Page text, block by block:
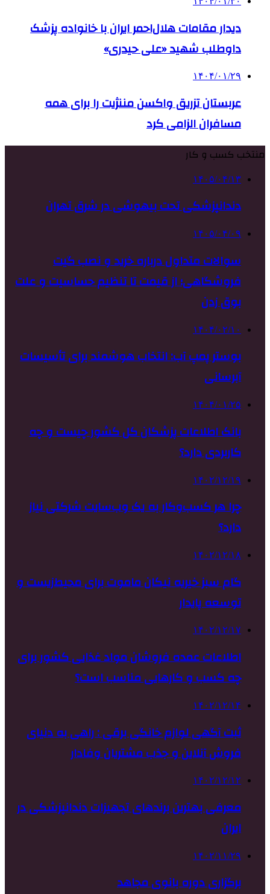
دیدار مقامات هلال‌احمر ایران با خانواده پزشک
داوطلب شهید «علی حیدری»
۱۴۰۴/۰۱/۲۹
عربستان تزریق واکسن مننژیت را برای همه
مسافران الزامی کرد
منتخب کسب و کار
۱۴۰۵/۰۴/۱۳
دندانپزشکی تحت بیهوشی در شرق تهران
۱۴۰۵/۰۴/۰۹
سوالات متداول درباره خرید و نصب گیت
فروشگاهی؛ از قیمت تا تنظیم حساسیت و علت
بوق زدن
۱۴۰۴/۰۲/۱۰
بوستر پمپ آب: انتخاب هوشمند برای تأسیسات
آبرسانی
۱۴۰۴/۰۱/۲۵
بانک اطلاعات پزشکان کل کشور چیست و چه
کاربردی دارد؟
۱۴۰۲/۱۲/۱۹
چرا هر کسب‌وکار به یک وب‌سایت شرکتی نیاز
دارد؟
۱۴۰۲/۱۲/۱۸
گام سبز خیریه نیکان ماموت برای محیط‌زیست و
توسعه پایدار
۱۴۰۲/۱۲/۱۷
اطلاعات عمده فروشان مواد غذایی کشور برای
چه کسب و کارهایی مناسب است؟
۱۴۰۲/۱۲/۱۴
ثبت آگهی لوازم خانگی برقی : راهی به دنیای
فروش آنلاین و جذب مشتریان وفادار
۱۴۰۲/۱۲/۱۲
معرفی بهترین برندهای تجهیزات دندانپزشکی در
ایران
۱۴۰۲/۱۱/۲۹
برگزاری دوره بانوی مجاهد